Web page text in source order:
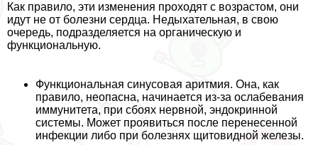
Как правило, эти изменения проходят с возрастом, они
идут не от болезни сердца. Недыхательная, в свою
очередь, подразделяется на органическую и
функциональную.
Функциональная синусовая аритмия. Она, как
правило, неопасна, начинается из-за ослабевания
иммунитета, при сбоях нервной, эндокринной
системы. Может проявиться после перенесенной
инфекции либо при болезнях щитовидной железы.